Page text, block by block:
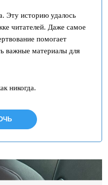
Эту историю удалось
читателей. Даже самое
помогает
важные материалы для
никогда.